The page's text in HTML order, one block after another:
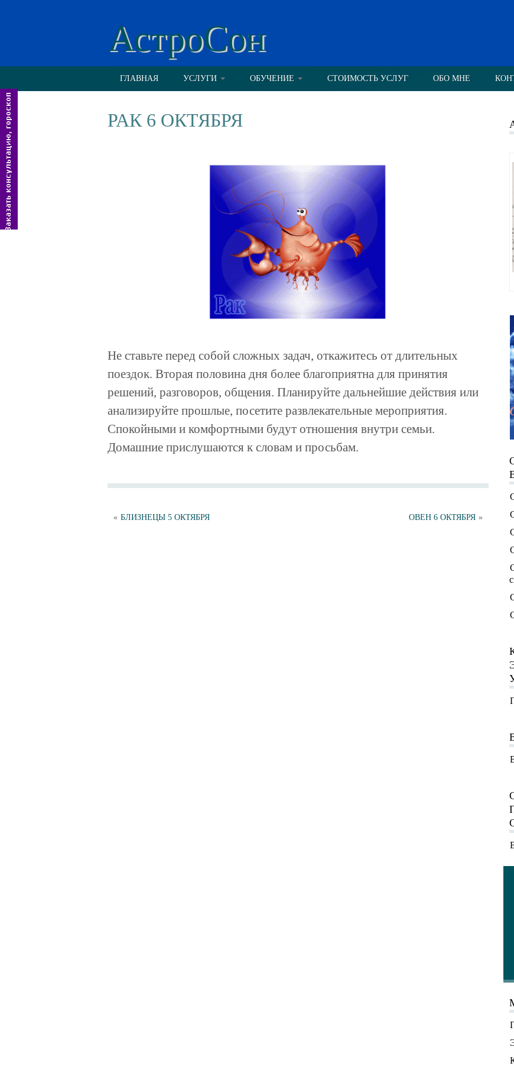
АстроСон
ГЛАВНАЯ УСЛУГИ ОБУЧЕНИЕ СТОИМОСТЬ УСЛУГ ОБО МНЕ
РАК 6 ОКТЯБРЯ
Не ставьте перед собой сложных задач, откажитесь от длительных
поездок. Вторая половина дня более благоприятна для принятия
решений, разговоров, общения. Планируйте дальнейшие действия или
анализируйте прошлые, посетите развлекательные мероприятия.
Спокойными и комфортными будут отношения внутри семьи.
Домашние прислушаются к словам и просьбам.
« БЛИЗНЕЦЫ 5 ОКТЯБРЯ ОВЕН 6 ОКТЯБРЯ »